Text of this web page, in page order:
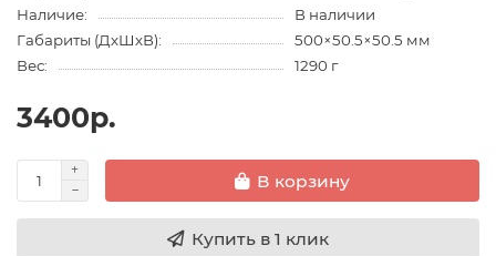
Наличие:
В наличии
Габариты (ДхШхВ):
500×50.5×50.5 мм
Вес:
1290 г
3400р.
В корзину
Купить в 1 клик